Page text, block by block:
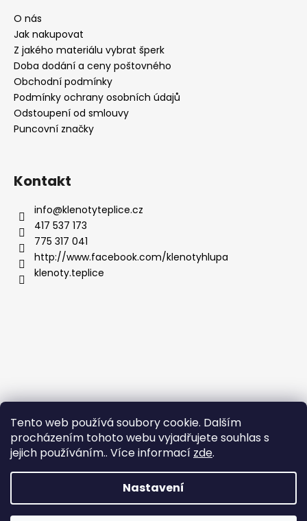
Tento web používá soubory cookie. Dalším
procházením tohoto webu vyjadřujete souhlas s
jejich používáním.. Více informací zde.
Nastavení
O nás
Jak nakupovat
Z jakého materiálu vybrat šperk
Doba dodání a ceny poštovného
Obchodní podmínky
Podmínky ochrany osobních údajů
Odstoupení od smlouvy
Puncovní značky
Kontakt
info@klenotyteplice.cz
417 537 173
775 317 041
http://www.facebook.com/klenotyhlupa
klenoty.teplice